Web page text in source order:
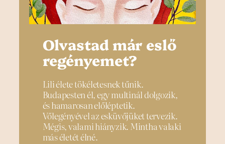
Olvastad már eslő
regényemet?
Lili élete tökéletesnek tűnik.
Budapesten él, egy multinál dolgozik,
és hamarosan előléptetik.
Vőlegényével az esküvőjüket tervezik.
Mégis, valami hiányzik. Mintha valaki
más életét élné.